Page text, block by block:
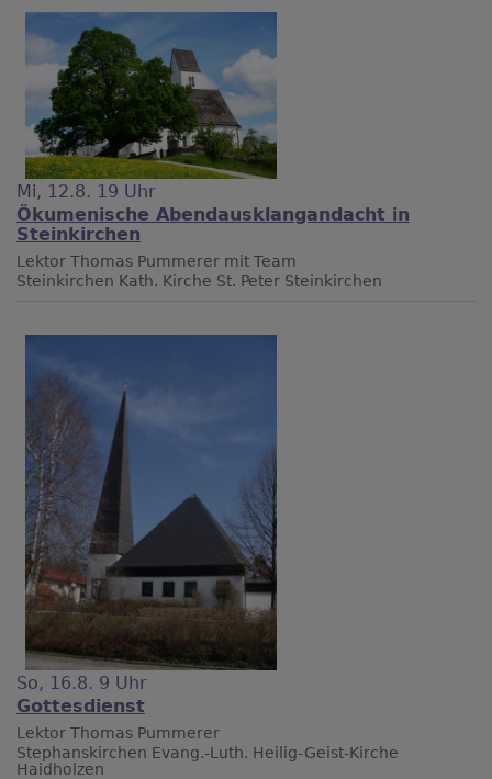
Mi, 12.8. 19 Uhr
Ökumenische Abendausklangandacht in
Steinkirchen
Lektor Thomas Pummerer mit Team
Steinkirchen Kath. Kirche St. Peter Steinkirchen
So, 16.8. 9 Uhr
Gottesdienst
Lektor Thomas Pummerer
Stephanskirchen Evang.-Luth. Heilig-Geist-Kirche
Haidholzen